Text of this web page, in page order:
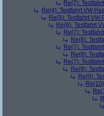
Re(7):
Re(4): Testfahrt VW
Re(5): Testfahrt VW
Re(6): Testfahrt
Re(7):
Re(8):
Re(7):
Re(8):
Re(7):
Re(8):
Re(9):